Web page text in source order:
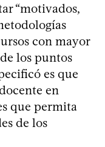
“motivados,
con mayor
los puntos
es que
en
que permita
de los